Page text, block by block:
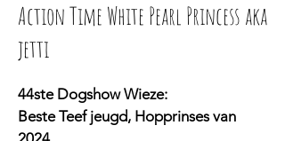
Action Time White Pearl Princess aka
jetti
44ste Dogshow Wieze:
Beste Teef jeugd, Hopprinses van